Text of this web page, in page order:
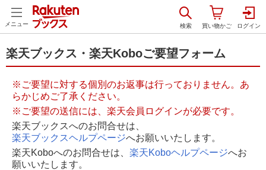
メニュー
楽天ブックス・楽天Koboご要望フォーム
※ご要望に対する個別のお返事は行っておりません。あ
らかじめご了承ください。
※ご要望の送信には、楽天会員ログインが必要です。
楽天ブックスへのお問合せは、
楽天ブックスヘルプページへお願いいたします。
楽天Koboへのお問合せは、 楽天Koboヘルプページへお
願いいたします。